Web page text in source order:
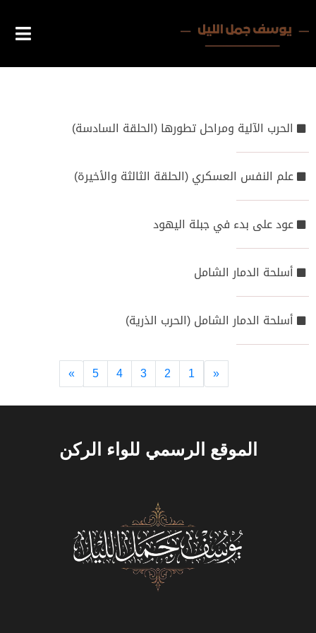
الحرب الآلية ومراحل تطورها (الحلقة السادسة)
علم النفس العسكري (الحلقة الثالثة والأخيرة)
عود على بدء في جبلة اليهود
أسلحة الدمار الشامل
أسلحة الدمار الشامل (الحرب الذرية)
«
Previous
1
2
3
4
5
»
Next
الموقع الرسمي للواء الركن